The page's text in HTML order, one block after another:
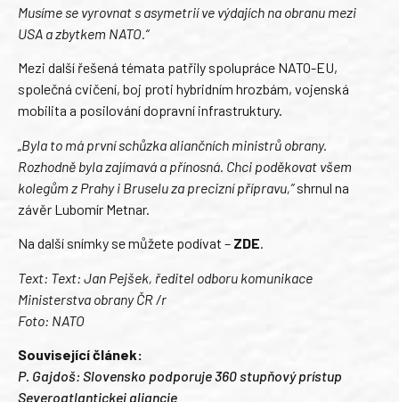
Musíme se vyrovnat s asymetrií ve výdajích na obranu mezi
USA a zbytkem NATO.“
Mezi další řešená témata patřily spolupráce NATO-EU,
společná cvičení, boj proti hybridním hrozbám, vojenská
mobilita a posilování dopravní infrastruktury.
„Byla to má první schůzka aliančních ministrů obrany.
Rozhodně byla zajímavá a přínosná. Chci poděkovat všem
kolegům z Prahy i Bruselu za precizní přípravu,”shrnul na
závěr Lubomír Metnar.
Na další snímky se můžete podívat – ZDE.
Text: Text: Jan Pejšek, ředitel odboru komunikace
Ministerstva obrany ČR /r
Foto: NATO
Související článek:
P. Gajdoš: Slovensko podporuje 360 stupňový prístup
Severoatlantickej aliancie